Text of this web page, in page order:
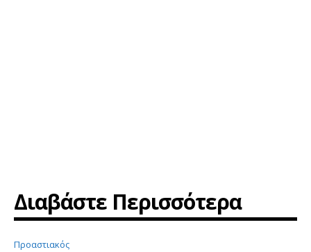
Διαβάστε Περισσότερα
Προαστιακός